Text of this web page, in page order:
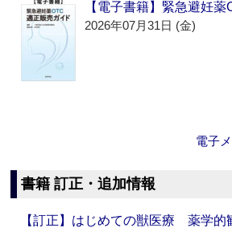
【電子書籍】緊急避妊
2026年07月31日 (金)
電子
書籍 訂正・追加情報
【訂正】はじめての獣医療 薬学的